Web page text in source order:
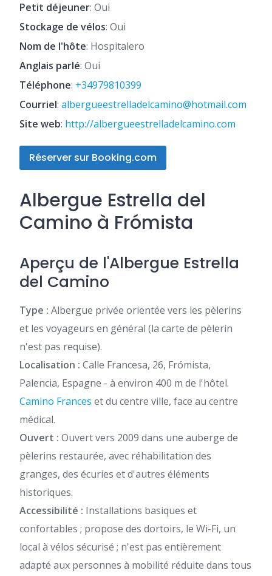
Petit déjeuner: Oui
Stockage de vélos: Oui
Nom de l'hôte: Hospitalero
Anglais parlé: Oui
Téléphone: +34979810399
Courriel: albergueestrelladelcamino@hotmail.com
Site web: http://albergueestrelladelcamino.com
Réserver sur Booking.com
Albergue Estrella del
Camino à Frómista
Aperçu de l'Albergue Estrella
del Camino
Type : Albergue privée orientée vers les pèlerins
et les voyageurs en général (la carte de pèlerin
n'est pas requise).
Localisation : Calle Francesa, 26, Frómista,
Palencia, Espagne - à environ 400 m de l'hôtel.
Camino Frances et du centre ville, face au centre
médical.
Ouvert : Ouvert vers 2009 dans une auberge de
pèlerins restaurée, avec réhabilitation des
granges, des écuries et d'autres éléments
historiques.
Accessibilité : Installations basiques et
confortables ; propose des dortoirs, le Wi-Fi, un
local à vélos sécurisé ; n'est pas entièrement
adapté aux personnes à mobilité réduite dans tous